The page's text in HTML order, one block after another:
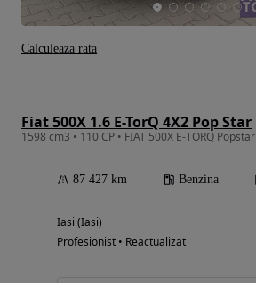
Fiat 500X 1.6 E-TorQ 4X2 Pop Star
1598 cm3 • 110 CP • FIAT 500X E-TORQ Popstar
87 427 km Benzina
Iasi (Iasi)
Profesionist • Reactualizat
Calculeaza rata